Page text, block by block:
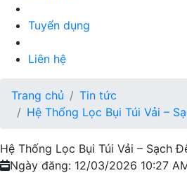
Tuyển dụng
Liên hệ
Trang chủ
Tin tức
Hệ Thống Lọc Bụi Túi Vải –
Hệ Thống Lọc Bụi Túi Vải – Sạch
Ngày đăng: 12/03/2026 10:27